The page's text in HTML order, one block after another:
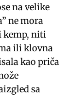
na velike
ne mora
kemp, niti
ili klovna
kao priča
sa